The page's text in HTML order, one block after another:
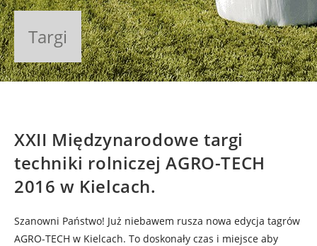
Targi
XXII Międzynarodowe targi
techniki rolniczej AGRO-TECH
2016 w Kielcach.
Szanowni Państwo! Już niebawem rusza nowa edycja tagrów
AGRO-TECH w Kielcach. To doskonały czas i miejsce aby